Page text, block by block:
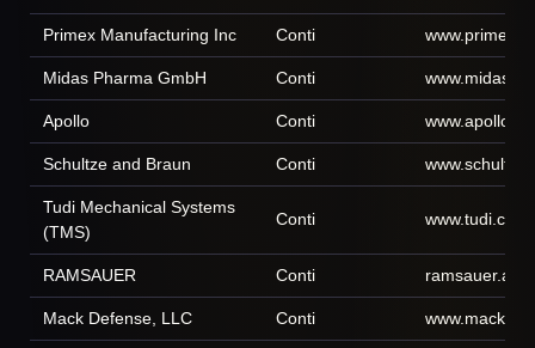
Primex Manufacturing Inc Conti
Midas Pharma GmbH Conti www.midas-
Apollo Conti
Schultze and Braun Conti
Tudi Mechanical Systems
(TMS)
Conti www.tudi.com
RAMSAUER Conti ramsauer.at
Mack Defense, LLC Conti